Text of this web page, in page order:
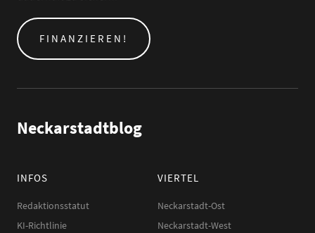
FINANZIEREN!
Neckarstadtblog
INFOS
Redaktionsstatut
KI-Richtlinie
VIERTEL
Neckarstadt-Ost
Neckarstadt-West